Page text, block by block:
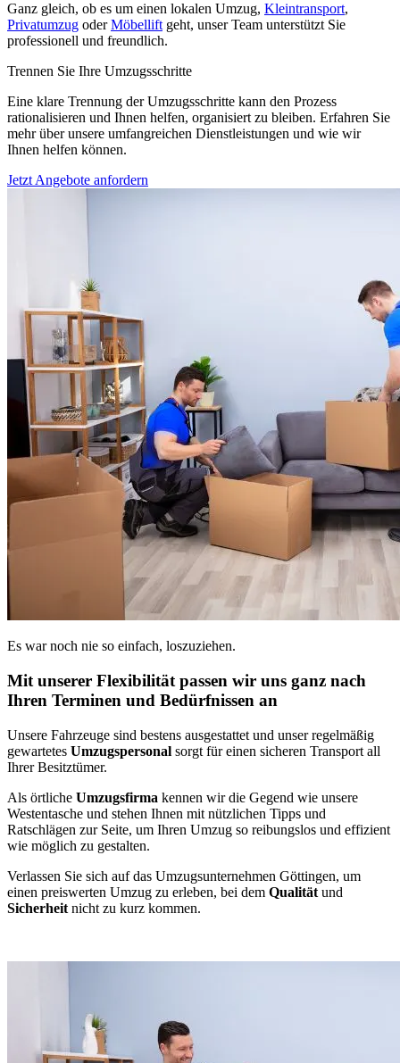
Ganz gleich, ob es um einen lokalen Umzug, Kleintransport,
Privatumzug oderMöbellift geht, unser Team unterstützt Sie
professionell und freundlich.
Trennen Sie Ihre Umzugsschritte
Eine klare Trennung der Umzugsschritte kann den Prozess
rationalisieren und Ihnen helfen, organisiert zu bleiben. Erfahren Sie
mehr über unsere umfangreichen Dienstleistungen und wie wir
Ihnen helfen können.
Jetzt Angebote anfordern
Es war noch nie so einfach, loszuziehen.
Mit unserer Flexibilität passen wir uns ganz nach
Ihren Terminen und Bedürfnissen an
Unsere Fahrzeuge sind bestens ausgestattet und unser regelmäßig
gewartetes Umzugspersonal sorgt für einen sicheren Transport all
Ihrer Besitztümer.
Als örtliche Umzugsfirma kennen wir die Gegend wie unsere
Westentasche und stehen Ihnen mit nützlichen Tipps und
Ratschlägen zur Seite, um Ihren Umzug so reibungslos und effizient
wie möglich zu gestalten.
Verlassen Sie sich auf das Umzugsunternehmen Göttingen, um
einen preiswerten Umzug zu erleben, bei dem Qualität und
Sicherheit nicht zu kurz kommen.